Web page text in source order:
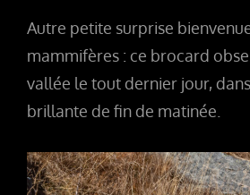
Autre petite surprise
mammifères : ce brocard
vallée le tout dernier jour,
brillante de fin de matinée.